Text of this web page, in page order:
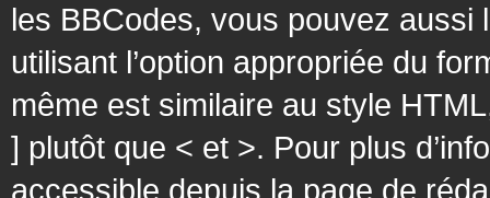
les BBCodes, vous pouvez
utilisant l’option appropriée du
même est similaire au style
] plutôt que < et >. Pour plus
accessible depuis la page de